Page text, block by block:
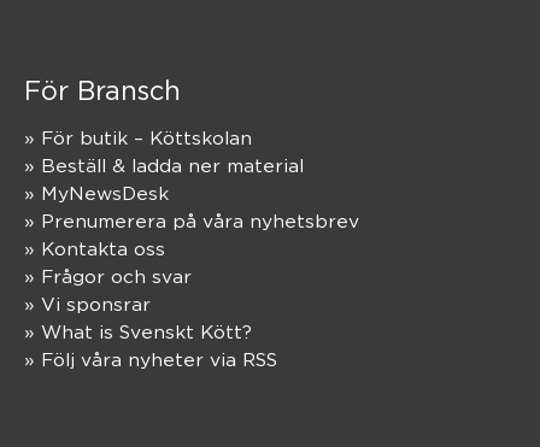
För Bransch
» För butik – Köttskolan
» Beställ & ladda ner material
» MyNewsDesk
» Prenumerera på våra nyhetsbrev
» Kontakta oss
» Frågor och svar
» Vi sponsrar
» What is Svenskt Kött?
» Följ våra nyheter via RSS